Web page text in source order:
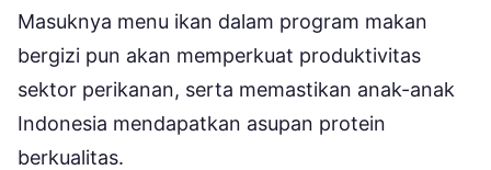
Masuknya menu ikan dalam program makan
bergizi pun akan memperkuat produktivitas
sektor perikanan, serta memastikan anak-anak
Indonesia mendapatkan asupan protein
berkualitas.